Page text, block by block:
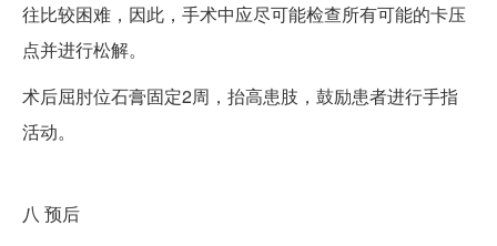
往比较困难，因此，手术中应尽可能检查所有可能的卡压
点并进行松解。
术后屈肘位石膏固定2周，抬高患肢，鼓励患者进行手指
活动。
八 预后